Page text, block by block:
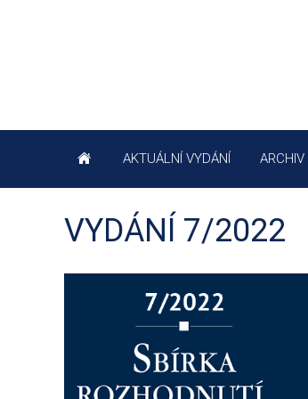
AKTUÁLNÍ VYDÁNÍ ARCHIV
VYDÁNÍ 7/2022